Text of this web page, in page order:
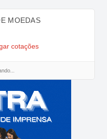
MOEDAS
cotações